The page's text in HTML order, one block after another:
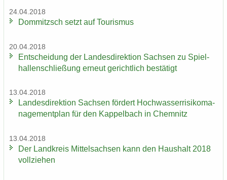
24.04.2018
Dom­mitzsch setzt auf Tou­ris­mus
20.04.2018
Ent­schei­dung der Lan­des­di­rek­ti­on Sach­sen zu Spiel­
hal­len­schlie­ßung er­neut ge­richt­lich be­stä­tigt
13.04.2018
Lan­des­di­rek­ti­on Sach­sen för­dert Hoch­was­ser­ri­si­ko­ma­
nage­ment­plan für den Kap­pel­bach in Chem­nitz
13.04.2018
Der Land­kreis Mit­tel­sach­sen kann den Haus­halt 2018
voll­zie­hen